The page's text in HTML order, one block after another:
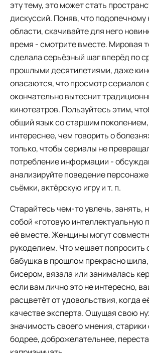
эту тему, это может стать
дискуссий. Поняв, что подопечному
области, скачивайте для него
время - смотрите вместе. Мировая
сделала серьёзный шаг вперёд по
прошлыми десятилетиями, даже
опасаются, что просмотр сериалов
окончательно вытеснит
кинотеатров. Пользуйтесь этим,
общий язык со старшим
интереснее, чем говорить о
только, чтобы сериалы не
потребление информации -
анализируйте поведение
съёмки, актёрскую игру и т. п.
Старайтесь чем-то увлечь, занять,
собой «готовую интеллектуальную
её вместе. Женщины могут
рукоделием. Что мешает попросить
бабушка в прошлом прекрасно
бисером, вязала или занималась
если вам лично это не интересно,
расцветёт от удовольствия, когда
качестве эксперта. Ощущая свою
значимость своего мнения, старики
бодрее, доброжелательнее,